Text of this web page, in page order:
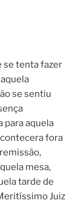
se tenta fazer
se sentiu
para aquela
fora
mesa,
tarde de
Juiz